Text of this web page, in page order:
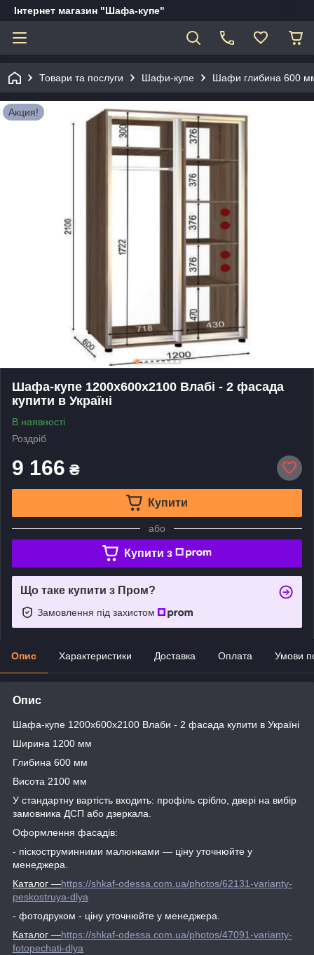
Інтернет магазин "Шафа-купе"
Товари та послуги Шафи-купе Шафи глибина 600
Акция!
Шафа-купе 1200х600х2100 Влабі - 2 фасада
купити в Україні
В наявності
Роздріб
9 166 ₴
Купити
або
Купити з
Що таке купити з Пром?
Замовлення під захистом
Опис Характеристики Доставка Оплата Умови
Опис
Шафа-купе 1200х600х2100 Влаби - 2 фасада купити в Україні
Ширина 1200 мм
Глибина 600 мм
Висота 2100 мм
У стандартну вартість входить: профіль срібло, двері на вибір
замовника ДСП або дзеркала.
Оформлення фасадів:
- піскоструминними малюнками ― ціну уточнюйте у
менеджера.
Каталог ―https://shkaf-odessa.com.ua/photos/62131-varianty-
peskostruya-dlya
- фотодруком - ціну уточнюйте у менеджера.
Каталог ―https://shkaf-odessa.com.ua/photos/47091-varianty-
fotopechati-dlya